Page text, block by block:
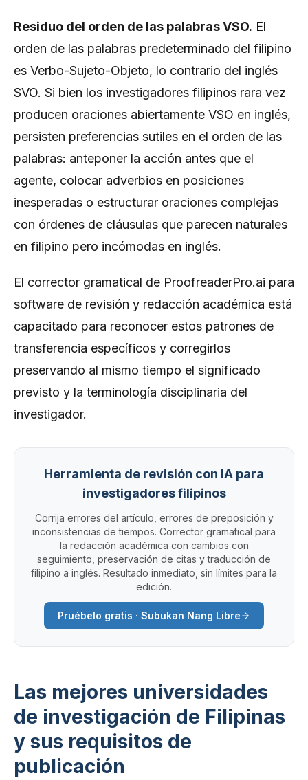
Residuo del orden de las palabras VSO. El
orden de las palabras predeterminado del filipino
es Verbo-Sujeto-Objeto, lo contrario del inglés
SVO. Si bien los investigadores filipinos rara vez
producen oraciones abiertamente VSO en inglés,
persisten preferencias sutiles en el orden de las
palabras: anteponer la acción antes que el
agente, colocar adverbios en posiciones
inesperadas o estructurar oraciones complejas
con órdenes de cláusulas que parecen naturales
en filipino pero incómodas en inglés.
El corrector gramatical de ProofreaderPro.ai para
software de revisión y redacción académica está
capacitado para reconocer estos patrones de
transferencia específicos y corregirlos
preservando al mismo tiempo el significado
previsto y la terminología disciplinaria del
investigador.
Herramienta de revisión con IA para
investigadores filipinos
Corrija errores del artículo, errores de preposición y
inconsistencias de tiempos. Corrector gramatical para
la redacción académica con cambios con
seguimiento, preservación de citas y traducción de
filipino a inglés. Resultado inmediato, sin límites para la
edición.
Pruébelo gratis · Subukan Nang Libre
Las mejores universidades
de investigación de Filipinas
y sus requisitos de
publicación